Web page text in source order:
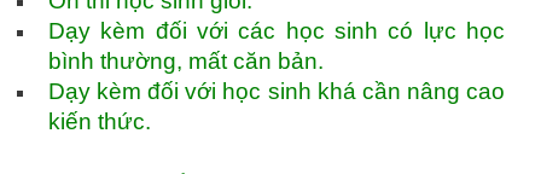
Dạy kèm đối với các học sinh có lực học
bình thường, mất căn bản.
Dạy kèm đối với học sinh khá cần nâng cao
kiến thức.